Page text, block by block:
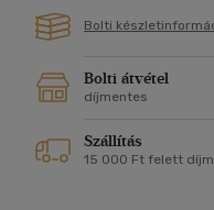
Bolti
Bolti átvétel
díjmentes
Szállítás
15 000 Ft felett